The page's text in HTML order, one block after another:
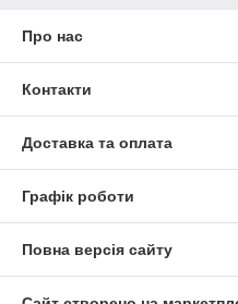
Про нас
Контакти
Доставка та оплата
Графік роботи
Повна версія сайту